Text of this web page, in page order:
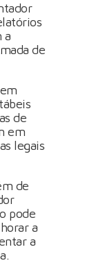
a
de
de
em
legais
de
pode
a
a